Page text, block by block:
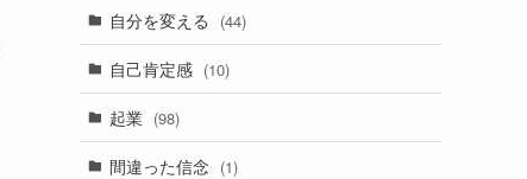
自分を変える (44)
自己肯定感 (10)
起業 (98)
間違った信念 (1)